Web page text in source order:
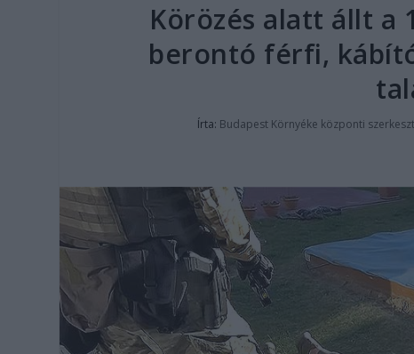
Körözés alatt állt a
berontó férfi,
Írta: Budapest Környéke központi